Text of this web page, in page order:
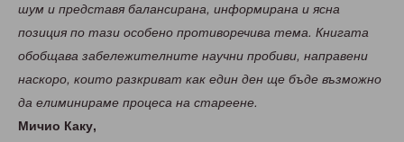
шум и представя балансирана, информирана и ясна
позиция по тази особено противоречива тема. Книгата
обобщава забележителните научни пробиви, направени
наскоро, които разкриват как един ден ще бъде възможно
да елиминираме процеса на стареене.
Мичио Каку,